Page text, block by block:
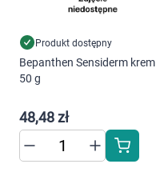
Produkt dostępny
Bepanthen Sensiderm krem
50 g
48,48 zł